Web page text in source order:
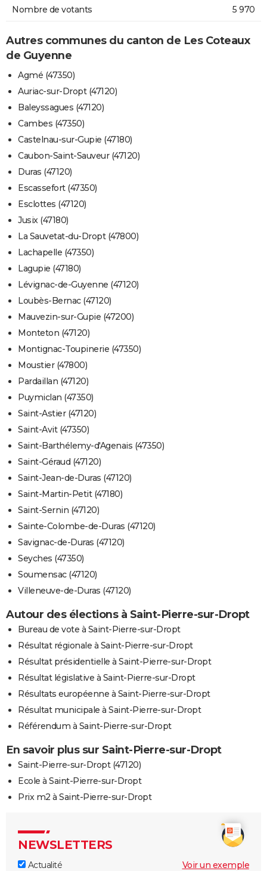
Nombre de votants 5 970
Autres communes du canton de Les Coteaux
de Guyenne
Agmé (47350)
Auriac-sur-Dropt (47120)
Baleyssagues (47120)
Cambes (47350)
Castelnau-sur-Gupie (47180)
Caubon-Saint-Sauveur (47120)
Duras (47120)
Escassefort (47350)
Esclottes (47120)
Jusix (47180)
La Sauvetat-du-Dropt (47800)
Lachapelle (47350)
Lagupie (47180)
Lévignac-de-Guyenne (47120)
Loubès-Bernac (47120)
Mauvezin-sur-Gupie (47200)
Monteton (47120)
Montignac-Toupinerie (47350)
Moustier (47800)
Pardaillan (47120)
Puymiclan (47350)
Saint-Astier (47120)
Saint-Avit (47350)
Saint-Barthélemy-d'Agenais (47350)
Saint-Géraud (47120)
Saint-Jean-de-Duras (47120)
Saint-Martin-Petit (47180)
Saint-Sernin (47120)
Sainte-Colombe-de-Duras (47120)
Savignac-de-Duras (47120)
Seyches (47350)
Soumensac (47120)
Villeneuve-de-Duras (47120)
Autour des élections à Saint-Pierre-sur-Dropt
Bureau de vote à Saint-Pierre-sur-Dropt
Résultat régionale à Saint-Pierre-sur-Dropt
Résultat présidentielle à Saint-Pierre-sur-Dropt
Résultat législative à Saint-Pierre-sur-Dropt
Résultats européenne à Saint-Pierre-sur-Dropt
Résultat municipale à Saint-Pierre-sur-Dropt
Référendum à Saint-Pierre-sur-Dropt
En savoir plus sur Saint-Pierre-sur-Dropt
Saint-Pierre-sur-Dropt (47120)
Ecole à Saint-Pierre-sur-Dropt
Prix m2 à Saint-Pierre-sur-Dropt
NEWSLETTERS
Actualité
Voir un exemple